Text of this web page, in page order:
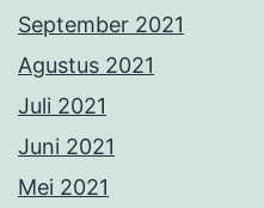
September 2021
Agustus 2021
Juli 2021
Juni 2021
Mei 2021